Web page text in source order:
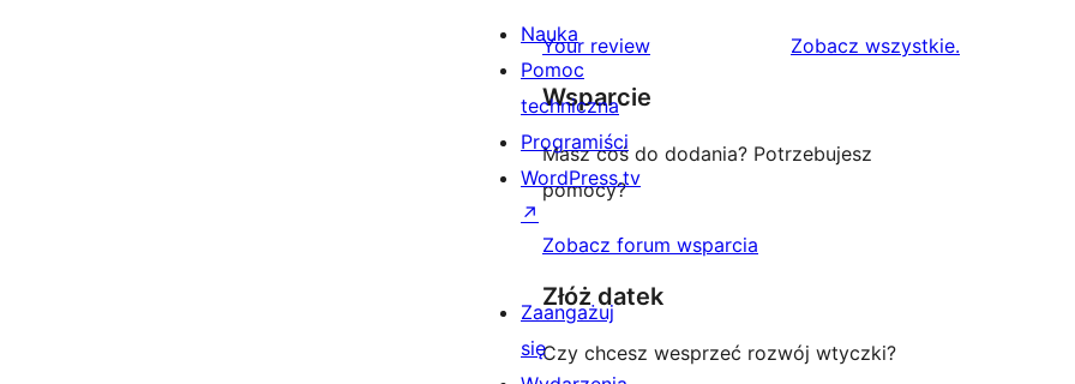
Your review Zobacz wszystkierecenzje
.
Wsparcie
Masz coś do dodania? Potrzebujesz
pomocy?
Zobacz forum wsparcia
Złóż datek
Czy chcesz wesprzeć rozwój wtyczki?
Nauka
Pomoc
techniczna
Programiści
WordPress.tv
↗
Zaangażuj
się